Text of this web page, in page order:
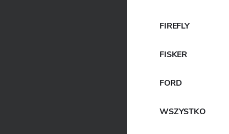
FIREFLY
FISKER
FORD
WSZYSTKO